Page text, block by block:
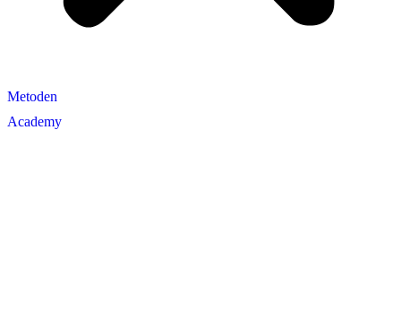
Metoden
Academy